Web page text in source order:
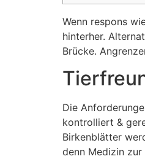
Wenn respons
hinterher.
Brücke.
Die
kontrolliert &
Birkenblätter
denn Medizin